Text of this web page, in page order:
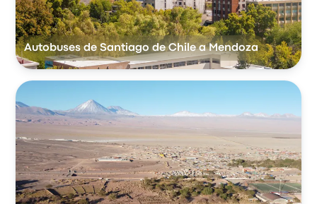
Autobuses de Santiago de Chile a Mendoza